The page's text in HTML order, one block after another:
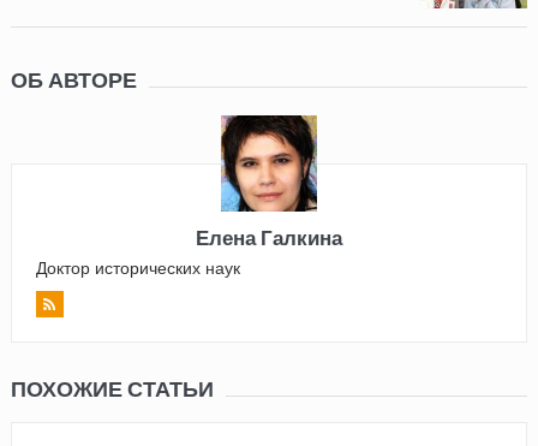
ОБ АВТОРЕ
Елена Галкина
Доктор исторических наук
ПОХОЖИЕ СТАТЬИ